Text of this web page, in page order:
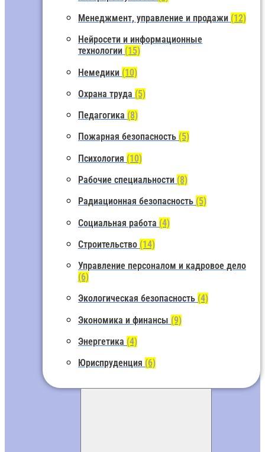
Менеджмент, управление и продажи (12)
Нейросети и информационные
технологии (15)
Немедики (10)
Охрана труда (5)
Педагогика (8)
Пожарная безопасность (5)
Психология (10)
Рабочие специальности (8)
Радиационная безопасность (5)
Социальная работа (4)
Строительство (14)
Управление персоналом и кадровое дело
(6)
Экологическая безопасность (4)
Экономика и финансы (9)
Энергетика (4)
Юриспруденция (6)